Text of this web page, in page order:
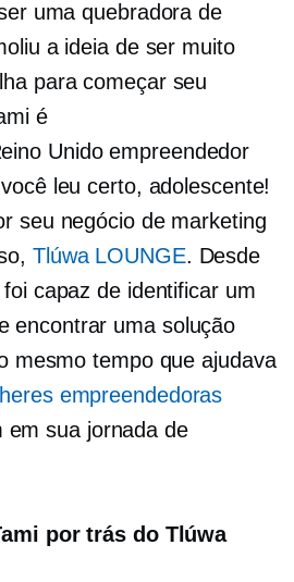
uma quebradora de
a ideia de ser muito
para começar seu
é
Unidoempreendedor
leu certo, adolescente!
seu negócio de marketing
Tlúwa LOUNGE. Desde
capaz de identificar um
encontrar uma solução
mesmo tempo que ajudava
empreendedoras
em sua jornada de
por trás do Tlúwa